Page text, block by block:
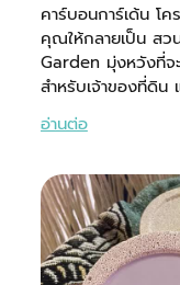
คาร์บอนการ์เด้น โ
คุณให้กลายเป็น สว
Garden มุ่งหวังที่จ
สำหรับเจ้าของที่ดิน
อ่านต่อ